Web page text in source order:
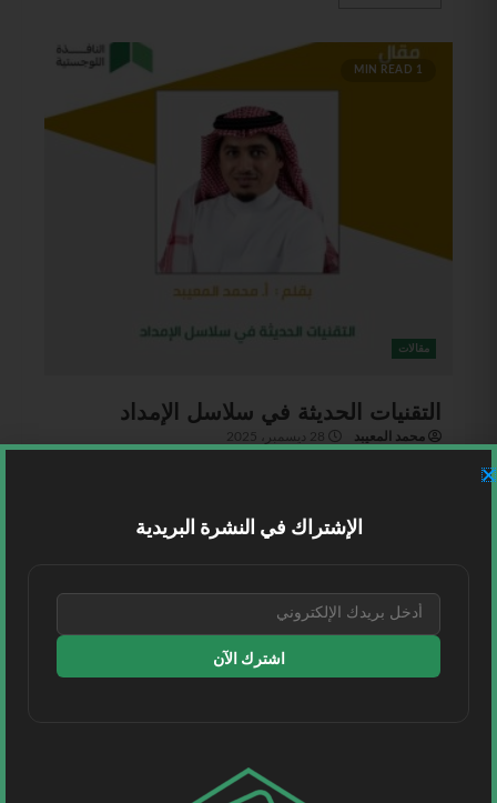
1 MIN READ
مقالات
التقنيات الحديثة في سلاسل الإمداد
محمد المعيبد
الإشتراك في النشرة البريدية
اشترك الآن